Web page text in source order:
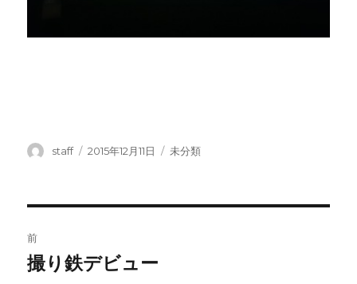
投
staff
投
2015年12月11日
カ
未分類
稿
前
前
撮り鉄デビュー